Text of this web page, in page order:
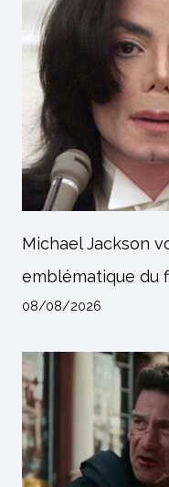
Michael Jackson
emblématique du
08/08/2026